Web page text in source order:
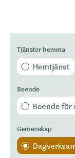
Tjänster hemma
Hemtjänst
Boende
Boende för
Gemenskap